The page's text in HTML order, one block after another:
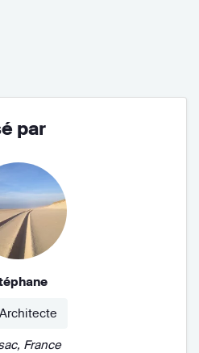
par
Architecte
France